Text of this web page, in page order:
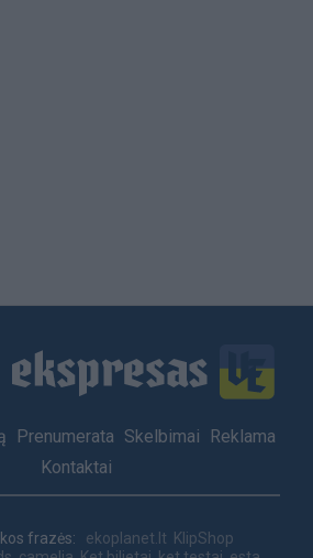
Prenumerata Skelbimai
Reklama
Kontaktai
frazės: ekoplanet.lt KlipShop